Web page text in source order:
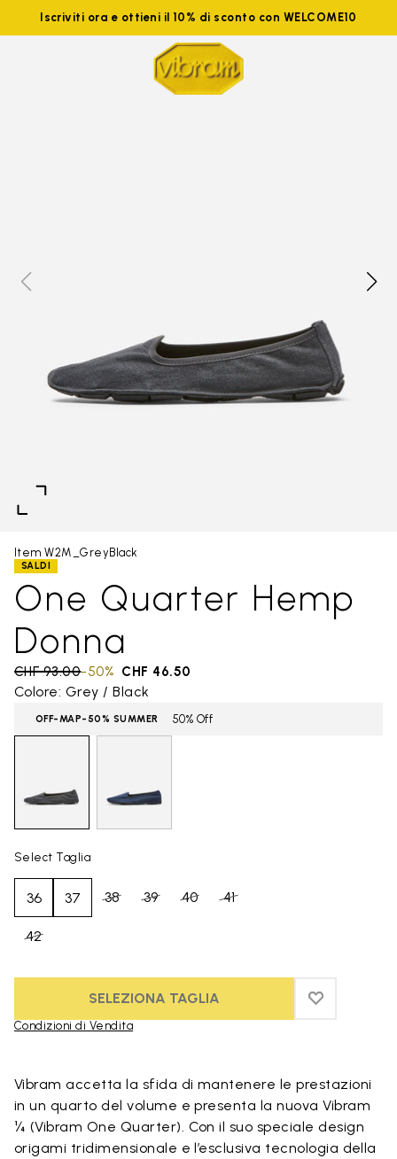
Iscriviti ora e ottieni il 10% di sconto con WELCOME10
Item W2M_GreyBlack
SALDI
One Quarter Hemp
Donna
Price reduced from
CHF 93.00to CHF 46.50
-50%
Colore: Grey / Black
OFF-MAP-50% SUMMER 50% Off
Select Taglia
36 37 38 39 40 41
42
SELEZIONA TAGLIA ADD TO
ADD TO
Condizioni di Vendita
Vibram accetta la sfida di mantenere le prestazioni
in un quarto del volume e presenta la nuova Vibram
¼ (Vibram One Quarter). Con il suo speciale design
origami tridimensionale e l’esclusiva tecnologia della